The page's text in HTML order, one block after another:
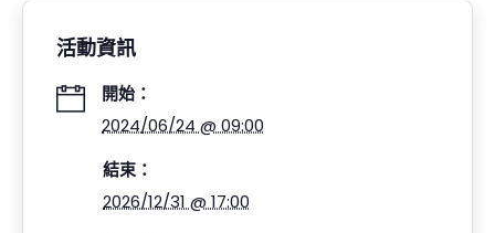
活動資訊
開始：
2024/06/24 @ 09:00
結束：
2026/12/31 @ 17:00